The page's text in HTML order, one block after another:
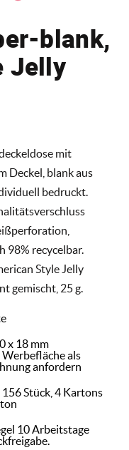
blank,
Jelly
mit
Deckel, blank aus
bedruckt.
98% recycelbar.
Style Jelly
gemischt, 25 g.
x 18 mm
als
anfordern
Stück, 4 Kartons
10 Arbeitstage